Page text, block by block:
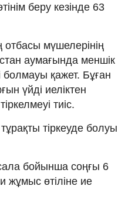
беру кезінде 63
отбасы мүшелерінің
аумағында меншік
болмауы қажет. Бұған
үйді иеліктен
тиіс.
тіркеуде болуы
бойынша соңғы 6
жұмыс өтіліне ие